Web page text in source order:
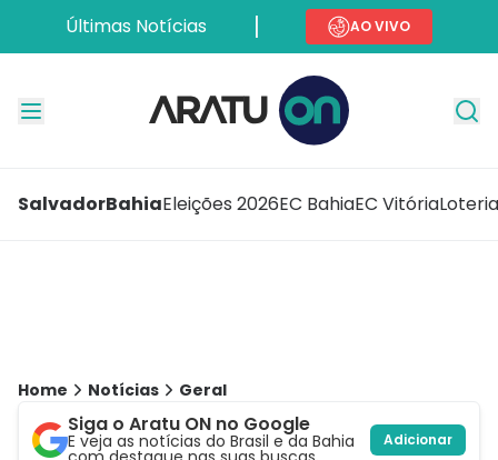
Últimas Notícias AO VIVO
SalvadorBahiaEleições 2026EC BahiaEC Vitória
Home Notícias Geral
Siga o Aratu ON no Google
E veja as notícias do Brasil e da Bahia Adicionar